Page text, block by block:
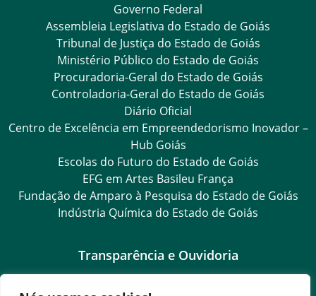
Governo Federal
Assembleia Legislativa do Estado de Goiás
Tribunal de Justiça do Estado de Goiás
Ministério Público do Estado de Goiás
Procuradoria-Geral do Estado de Goiás
Controladoria-Geral do Estado de Goiás
Diário Oficial
Centro de Excelência em Empreendedorismo Inovador –
Hub Goiás
Escolas do Futuro do Estado de Goiás
EFG em Artes Basileu França
Fundação de Amparo à Pesquisa do Estado de Goiás
Indústria Química do Estado de Goiás
Transparência e Ouvidoria